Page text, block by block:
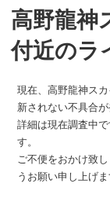
高野龍神
付近のラ
現在、高野龍神ス
新されない不具合が
詳細は現在調査中
す。
ご不便をおかけ致
うお願い申し上げま
投